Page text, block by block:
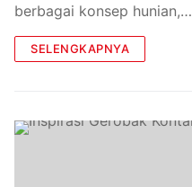
berbagai konsep hunian,…
SELENGKAPNYA